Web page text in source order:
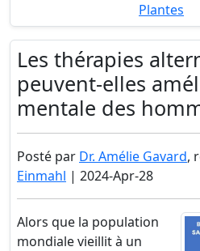
Plantes
Les thérapies
peuvent-elles
mentale des
Posté par Dr. Amélie Gavard,
Einmahl | 2024-Apr-28
Alors que la population
mondiale vieillit à un